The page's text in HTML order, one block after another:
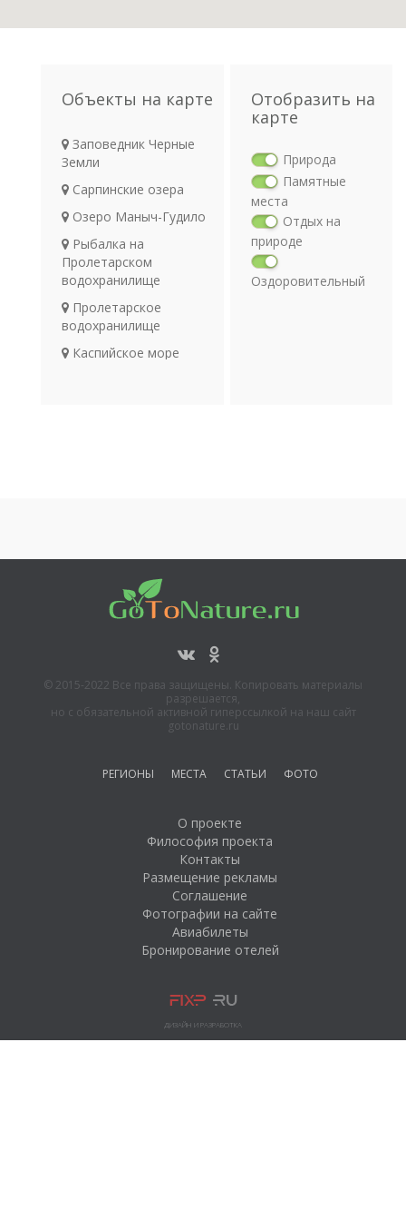
Объекты на карте
Заповедник Черные
Земли
Сарпинские озера
Озеро Маныч-Гудило
Рыбалка на
Пролетарском
водохранилище
Пролетарское
водохранилище
Каспийское море
Отобразить на
карте
Природа
Памятные
места
Отдых на
природе
Оздоровительный
© 2015-2022 Все права защищены. Копировать материалы
разрешается,
но с обязательной активной гиперссылкой на наш сайт
gotonature.ru
РЕГИОНЫ МЕСТА СТАТЬИ ФОТО
О проекте
Философия проекта
Контакты
Размещение рекламы
Соглашение
Фотографии на сайте
Авиабилеты
Бронирование отелей
ДИЗАЙН И РАЗРАБОТКА